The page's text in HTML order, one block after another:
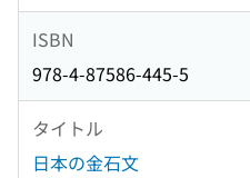
ISBN
978-4-87586-445-5
タイトル
日本の金石文